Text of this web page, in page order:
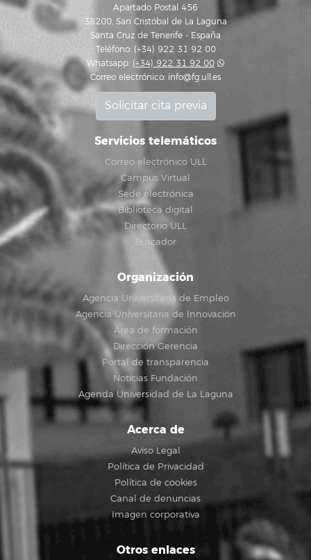
Apartado Postal 456
38200, San Cristóbal de La Laguna
Santa Cruz de Tenerife - España
Teléfono: (+34) 922 31 92 00
Whatsapp: (+34) 922 31 92 00
Correo electrónico: info@fg.ull.es
Solicitar cita previa
Servicios telemáticos
Correo electrónico ULL
Campus Virtual
Sede electrónica
Biblioteca digital
Directorio ULL
Buscador
Organización
Agencia Universitaria de Empleo
Agencia Universitaria de Innovación
Área de formación
Dirección Gerencia
Portal de transparencia
Noticias Fundación
Agenda Universidad de La Laguna
Acerca de
Aviso Legal
Política de Privacidad
Política de cookies
Canal de denuncias
Imagen corporativa
Otros enlaces